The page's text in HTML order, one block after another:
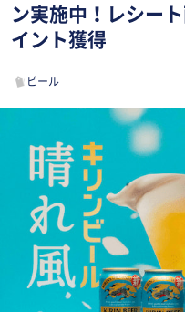
ン実施中！レシー
イント獲得
ビール